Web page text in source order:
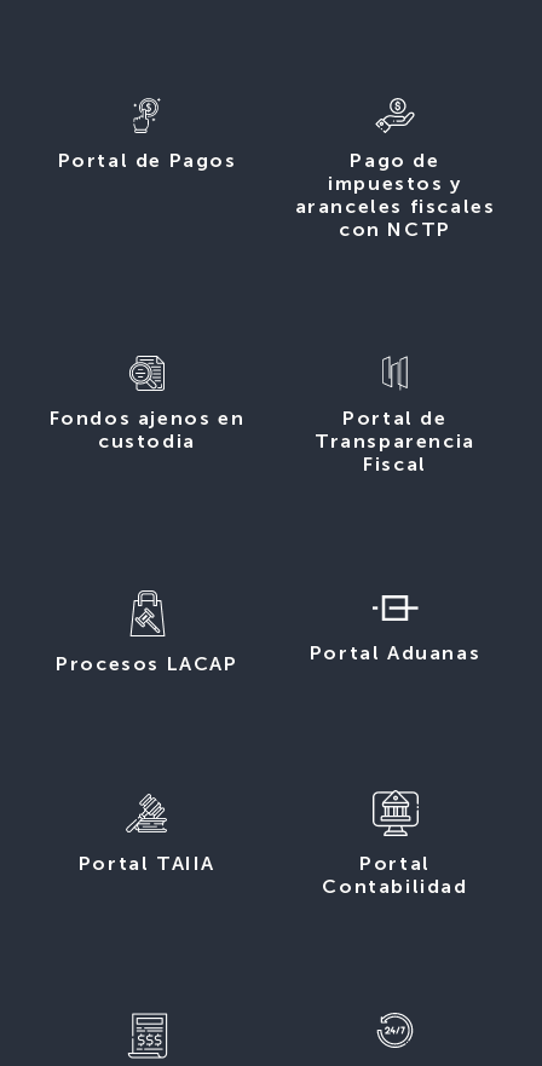
Portal de Pagos
Pago de
impuestos y
aranceles fiscales
con NCTP
Fondos ajenos en
custodia
Portal de
Transparencia
Fiscal
Procesos LACAP
Portal Aduanas
Portal TAIIA
Portal
Contabilidad